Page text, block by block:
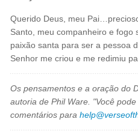
Querido Deus, meu
Santo, meu companheiro e
paixão santa para ser a pessoa
Senhor me criou e me redimiu
Os pensamentos e a oração do
autoria de Phil Ware. "Você
comentários para